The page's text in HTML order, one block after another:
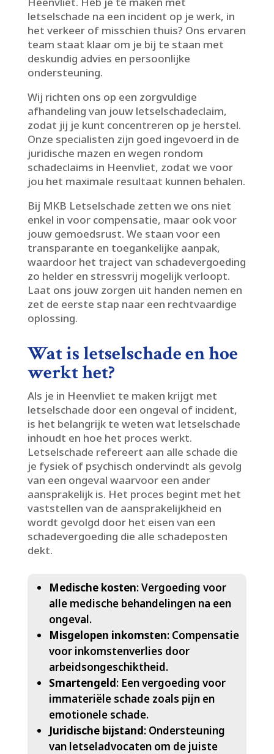
letselschade na een incident op je werk, in
het verkeer of misschien thuis? Ons ervaren
team staat klaar om je bij te staan met
deskundig advies en persoonlijke
ondersteuning.​
Wij richten ons op een zorgvuldige
afhandeling van jouw letselschadeclaim,
zodat jij je kunt concentreren op je herstel.​
Onze specialisten zijn goed ingevoerd in de
juridische mazen en wegen rondom
schadeclaims in Heenvliet, zodat we voor
jou het maximale resultaat kunnen behalen.​
Bij MKB Letselschade zetten we ons niet
enkel in voor compensatie, maar ook voor
jouw gemoedsrust.​ We staan voor een
transparante en toegankelijke aanpak,
waardoor het traject van schadevergoeding
zo helder en stressvrij mogelijk verloopt.​
Laat ons jouw zorgen uit handen nemen en
zet de eerste stap naar een rechtvaardige
oplossing.​
Wat is letselschade en hoe
werkt het?
Als je in Heenvliet te maken krijgt met
letselschade door een ongeval of incident,
is het belangrijk te weten wat letselschade
inhoudt en hoe het proces werkt.​
Letselschade refereert aan alle schade die
je fysiek of psychisch ondervindt als gevolg
van een ongeval waarvoor een ander
aansprakelijk is.​ Het proces begint met het
vaststellen van de aansprakelijkheid en
wordt gevolgd door het eisen van een
schadevergoeding die alle schadeposten
dekt.​
Medische kosten: Vergoeding voor
alle medische behandelingen na een
ongeval.​
Misgelopen inkomsten: Compensatie
voor inkomstenverlies door
arbeidsongeschiktheid.​
Smartengeld: Een vergoeding voor
immateriële schade zoals pijn en
emotionele schade.​
Juridische bijstand: Ondersteuning
van letseladvocaten om de juiste